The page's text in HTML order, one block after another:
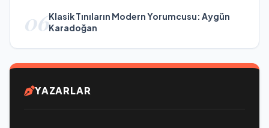
06Klasik Tınıların Modern Yorumcusu: Aygün
Karadoğan
YAZARLAR